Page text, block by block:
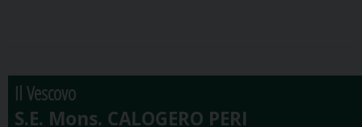
Il Vescovo